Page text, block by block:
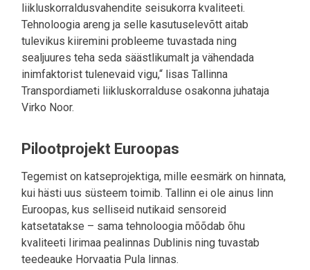
liikluskorraldusvahendite seisukorra kvaliteeti.
Tehnoloogia areng ja selle kasutuselevõtt aitab
tulevikus kiiremini probleeme tuvastada ning
sealjuures teha seda säästlikumalt ja vähendada
inimfaktorist tulenevaid vigu,“ lisas Tallinna
Transpordiameti liikluskorralduse osakonna juhataja
Virko Noor.
Pilootprojekt Euroopas
Tegemist on katseprojektiga, mille eesmärk on hinnata,
kui hästi uus süsteem toimib. Tallinn ei ole ainus linn
Euroopas, kus selliseid nutikaid sensoreid
katsetatakse – sama tehnoloogia mõõdab õhu
kvaliteeti Iirimaa pealinnas Dublinis ning tuvastab
teedeauke Horvaatia Pula linnas.